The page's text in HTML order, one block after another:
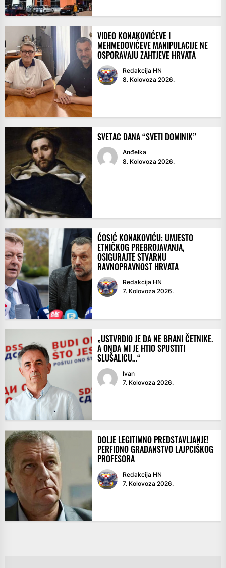
VIDEO KONAKOVIĆEVE I
MEHMEDOVIĆEVE MANIPULACIJE NE
OSPORAVAJU ZAHTJEVE HRVATA
Redakcija HN
8. Kolovoza 2026.
SVETAC DANA “SVETI DOMINIK”
Anđelka
8. Kolovoza 2026.
ĆOSIĆ KONAKOVIĆU: UMJESTO
ETNIČKOG PREBROJAVANJA,
OSIGURAJTE STVARNU
RAVNOPRAVNOST HRVATA
Redakcija HN
7. Kolovoza 2026.
„USTVRDIO JE DA NE BRANI ČETNIKE.
A ONDA MI JE HTIO SPUSTITI
SLUŠALICU…“
Ivan
7. Kolovoza 2026.
DOLJE LEGITIMNO PREDSTAVLJANJE!
PERFIDNO GRAĐANSTVO LAJPCIŠKOG
PROFESORA
Redakcija HN
7. Kolovoza 2026.